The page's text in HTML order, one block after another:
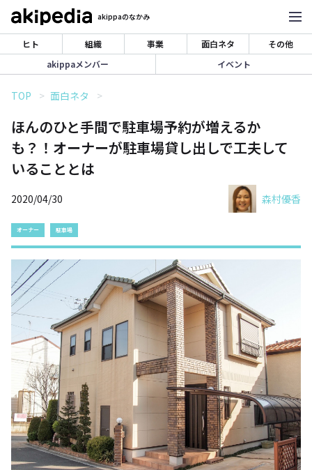
akippaのなかみ
ヒト 組織 事業 面白ネタ
その他
akippaメンバー
イベント
TOP 面白ネタ
ほんのひと手間で駐車場予約が増えるか
も？！オーナーが駐車場貸し出しで工夫して
いることとは
2020/04/30 森村優香
オーナー 駐車場